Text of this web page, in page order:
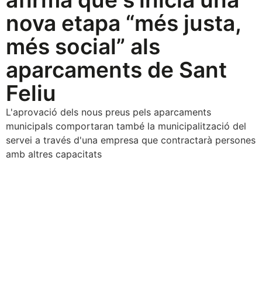
nova etapa “més justa,
més social” als
aparcaments de Sant
Feliu
L'aprovació dels nous preus pels aparcaments
municipals comportaran també la municipalització del
servei a través d'una empresa que contractarà persones
amb altres capacitats